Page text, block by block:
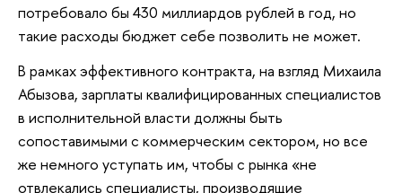
потребовало бы 430 миллиардов рублей в год, но
такие расходы бюджет себе позволить не может.
В рамках эффективного контракта, на взгляд Михаила
Абызова, зарплаты квалифицированных специалистов
в исполнительной власти должны быть
сопоставимыми с коммерческим сектором, но все
же немного уступать им, чтобы с рынка «не
отвлекались специалисты, производящие